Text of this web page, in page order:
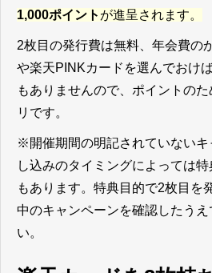
1,000ポイント が進呈されます。
2枚目の発行費は無料、年会費の
や楽天PINKカードを選んでおけ
もありませんので、ポイントの
リです。
※開催期間の明記されていないキ
し込みのタイミングによっては
もあります。特典目的で2枚目を
中のキャンペーンを確認したう
い。